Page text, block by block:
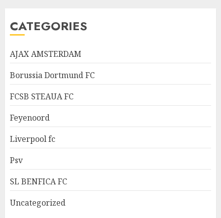
CATEGORIES
AJAX AMSTERDAM
Borussia Dortmund FC
FCSB STEAUA FC
Feyenoord
Liverpool fc
Psv
SL BENFICA FC
Uncategorized